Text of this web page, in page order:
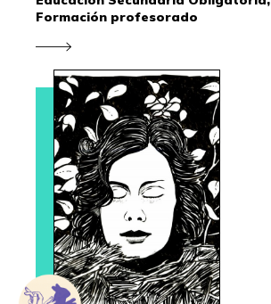
Formación profesorado